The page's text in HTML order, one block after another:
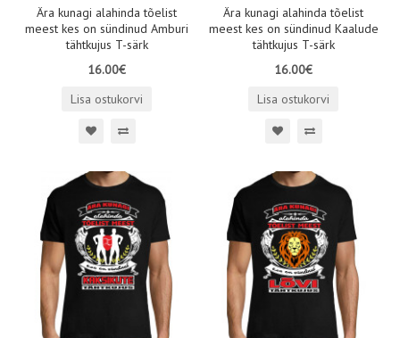
Ära kunagi alahinda tõelist
meest kes on sündinud Amburi
tähtkujus T-särk
16.00€
Lisa ostukorvi
Ära kunagi alahinda tõelist
meest kes on sündinud Kaalude
tähtkujus T-särk
16.00€
Lisa ostukorvi